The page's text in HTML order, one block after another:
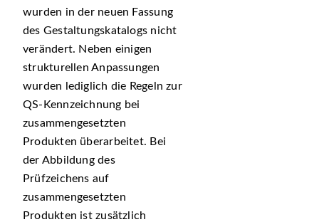
wurden in der neuen Fassung
des Gestaltungskatalogs nicht
verändert. Neben einigen
strukturellen Anpassungen
wurden lediglich die Regeln zur
QS-Kennzeichnung bei
zusammengesetzten
Produkten überarbeitet. Bei
der Abbildung des
Prüfzeichens auf
zusammengesetzten
Produkten ist zusätzlich